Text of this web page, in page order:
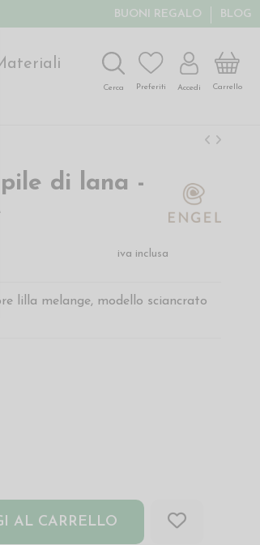
BUONI REGALO BLOG
Materiali
Cerca Preferiti Accedi Carrello
pile di lana -
iva inclusa
lilla melange, modello sciancrato
AL CARRELLO